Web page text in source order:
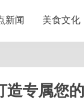
新闻 美食文化
造专属您